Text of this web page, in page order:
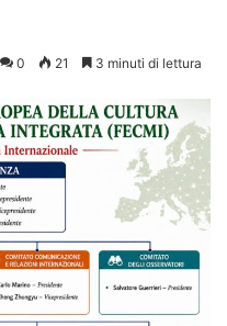
0 21 3 minuti di lettura